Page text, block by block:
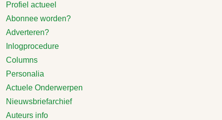
Profiel actueel
Abonnee worden?
Adverteren?
Inlogprocedure
Columns
Personalia
Actuele Onderwerpen
Nieuwsbriefarchief
Auteurs info